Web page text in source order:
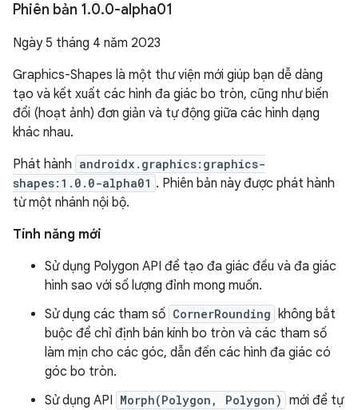
Phiên bản 1.0.0-alpha01
Ngày 5 tháng 4 năm 2023
Graphics-Shapes là một thư viện mới giúp bạn dễ dàng
tạo và kết xuất các hình đa giác bo tròn, cũng như biến
đổi (hoạt ảnh) đơn giản và tự động giữa các hình dạng
khác nhau.
Phát hành androidx.graphics:graphics-
shapes:1.0.0-alpha01 . Phiên bản này được phát hành
từ một nhánh nội bộ.
Tính năng mới
Sử dụng Polygon API để tạo đa giác đều và đa giác
hình sao với số lượng đỉnh mong muốn.
Sử dụng các tham số CornerRounding không bắt
buộc để chỉ định bán kính bo tròn và các tham số
làm mịn cho các góc, dẫn đến các hình đa giác có
góc bo tròn.
Sử dụng API Morph(Polygon, Polygon) mới để tự